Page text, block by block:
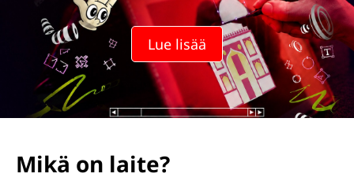
Lue lisää
Mikä on laite?